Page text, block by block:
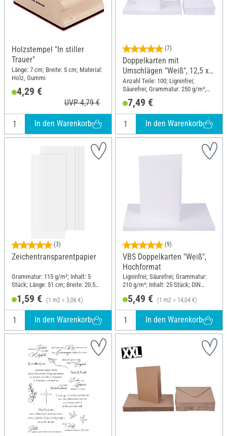
Holzstempel "In stiller
Trauer"
Länge: 7 cm; Breite: 5 cm; Material:
Holz, Gummi
4,29 €
UVP 4,79 €
In den Warenkorb
(7)
Doppelkarten mit
Umschlägen "Weiß", 12,5 x
12,5 cm, 50 Stück
Anzahl Teile: 100; Ligninfrei;
Säurefrei; Grammatur: 250 g/m²;
Breite: 12.5 cm; Material: Papier
7,49 €
In den Warenkorb
(3)
Zeichentransparentpapier
Grammatur: 115 g/m²; Inhalt: 5
Stück; Länge: 51 cm; Breite: 20.5
1,59 € (1 m2 = 3,06 €)
In den Warenkorb
(9)
VBS Doppelkarten "Weiß",
Hochformat
Ligninfrei; Säurefrei; Grammatur:
210 g/m²; Inhalt: 25 Stück; DIN
5,49 € (1 m2 = 14,04 €)
In den Warenkorb